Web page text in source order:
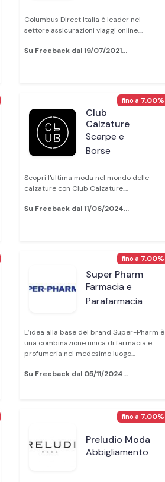
Columbus Direct Italia è leader nel
settore assicurazioni viaggi online....
Su Freeback dal 19/07/2021...
Club
Calzature
Scarpe e
Borse
Scopri l'ultima moda nel mondo delle
calzature con Club Calzature....
Su Freeback dal 11/06/2024...
fino a 7.00%
Super Pharm
Farmacia e
Parafarmacia
L’idea alla base del brand Super-Pharm è
una combinazione unica di farmacia e
profumeria nel medesimo luogo...
Su Freeback dal 05/11/2024...
fino a 7.00%
Preludio Moda
Abbigliamento
fino a 7.00%